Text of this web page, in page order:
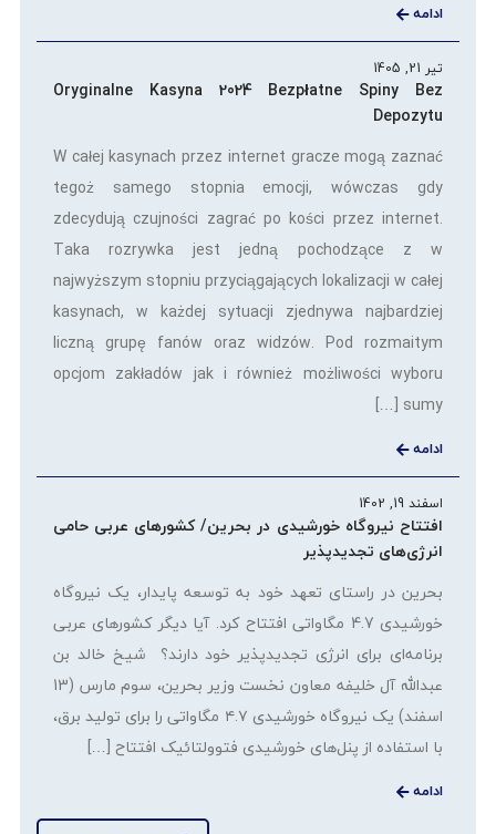
ادامه
تیر 21, 1405
Oryginalne Kasyna 2024 Bezpłatne Spiny Bez
Depozytu
W całej kasynach przez internet gracze mogą zaznać
tegoż samego stopnia emocji, wówczas gdy
zdecydują czujności zagrać po kości przez internet.
Taka rozrywka jest jedną pochodzące z w
najwyższym stopniu przyciągających lokalizacji w całej
kasynach, w każdej sytuacji zjednywa najbardziej
liczną grupę fanów oraz widzów. Pod rozmaitym
opcjom zakładów jak i również możliwości wyboru
sumy […]
ادامه
اسفند 19, 1402
افتتاح نیروگاه خورشیدی در بحرین/ کشورهای عربی حامی
انرژی‌های تجدیدپذیر
بحرین در راستای تعهد خود به توسعه پایدار، یک نیروگاه
خورشیدی 4.7 مگاواتی افتتاح کرد. آیا دیگر کشورهای عربی
برنامه‌ای برای انرژی تجدیدپذیر خود دارند؟ شیخ خالد بن
عبدالله آل خلیفه معاون نخست وزیر بحرین، سوم مارس (13
اسفند) یک نیروگاه خورشیدی ۴.۷ مگاواتی را برای تولید برق،
با استفاده از پنل‌های خورشیدی فتوولتائیک افتتاح […]
ادامه